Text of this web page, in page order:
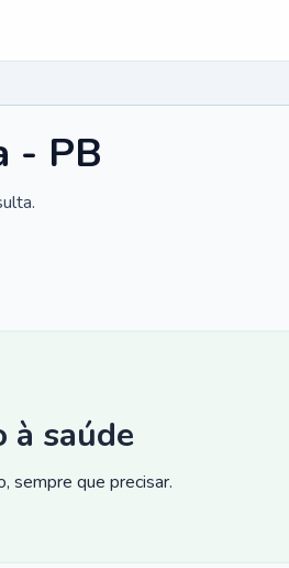
- PB
à saúde
sempre que precisar.